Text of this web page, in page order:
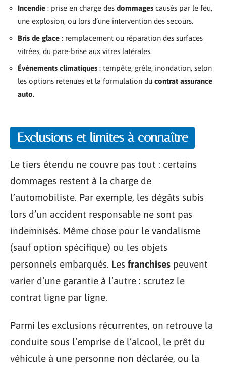
Incendie : prise en charge des dommages causés par le feu,
une explosion, ou lors d’une intervention des secours.
Bris de glace : remplacement ou réparation des surfaces
vitrées, du pare-brise aux vitres latérales.
Événements climatiques : tempête, grêle, inondation, selon
les options retenues et la formulation du contrat assurance
auto.
Exclusions et limites à connaître
Le tiers étendu ne couvre pas tout : certains
dommages restent à la charge de
l’automobiliste. Par exemple, les dégâts subis
lors d’un accident responsable ne sont pas
indemnisés. Même chose pour le vandalisme
(sauf option spécifique) ou les objets
personnels embarqués. Les franchises peuvent
varier d’une garantie à l’autre : scrutez le
contrat ligne par ligne.
Parmi les exclusions récurrentes, on retrouve la
conduite sous l’emprise de l’alcool, le prêt du
véhicule à une personne non déclarée, ou la